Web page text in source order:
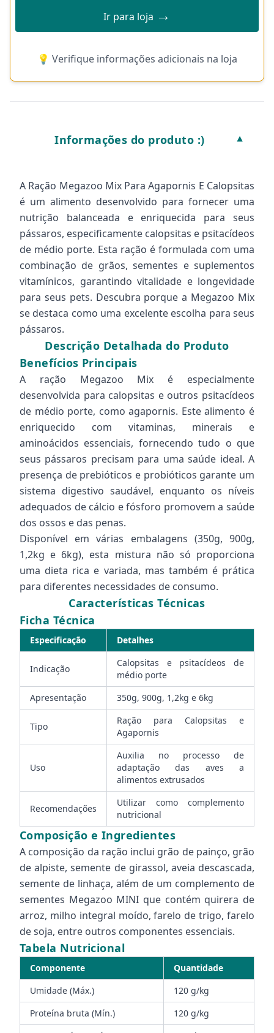
Ir para loja →
💡 Verifique informações adicionais na loja
Informações do produto :) ▼
A Ração Megazoo Mix Para Agapornis E Calopsitas
é um alimento desenvolvido para fornecer uma
nutrição balanceada e enriquecida para seus
pássaros, especificamente calopsitas e psitacídeos
de médio porte. Esta ração é formulada com uma
combinação de grãos, sementes e suplementos
vitamínicos, garantindo vitalidade e longevidade
para seus pets. Descubra porque a Megazoo Mix
se destaca como uma excelente escolha para seus
pássaros.
Descrição Detalhada do Produto
Benefícios Principais
A ração Megazoo Mix é especialmente
desenvolvida para calopsitas e outros psitacídeos
de médio porte, como agapornis. Este alimento é
enriquecido com vitaminas, minerais e
aminoácidos essenciais, fornecendo tudo o que
seus pássaros precisam para uma saúde ideal. A
presença de prebióticos e probióticos garante um
sistema digestivo saudável, enquanto os níveis
adequados de cálcio e fósforo promovem a saúde
dos ossos e das penas.
Disponível em várias embalagens (350g, 900g,
1,2kg e 6kg), esta mistura não só proporciona
uma dieta rica e variada, mas também é prática
para diferentes necessidades de consumo.
Características Técnicas
Ficha Técnica
Especificação Detalhes
Indicação
Calopsitas e psitacídeos de
médio porte
Apresentação
350g, 900g, 1,2kg e 6kg
Tipo
Ração para Calopsitas e
Agapornis
Uso
Auxilia no processo de
adaptação das aves a
alimentos extrusados
Recomendações
Utilizar como complemento
nutricional
Composição e Ingredientes
A composição da ração inclui grão de painço, grão
de alpiste, semente de girassol, aveia descascada,
semente de linhaça, além de um complemento de
sementes Megazoo MINI que contém quirera de
arroz, milho integral moído, farelo de trigo, farelo
de soja, entre outros componentes essenciais.
Tabela Nutricional
Componente
Quantidade
Umidade (Máx.)
120 g/kg
Proteína bruta (Mín.)
120 g/kg